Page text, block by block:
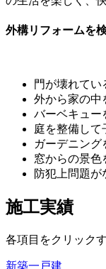
外構リフォームを
門が壊れてい
外から家の中
バーベキュー
庭を整備して
ガーデニング
窓からの景色
防犯上問題が
施工実績
各項目をクリック
新築一戸建